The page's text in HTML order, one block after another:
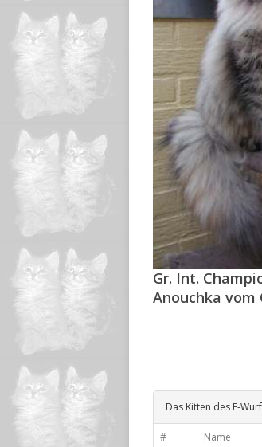
Gr. Int.
Anouchka vom
Das Kitten des F-
# Name